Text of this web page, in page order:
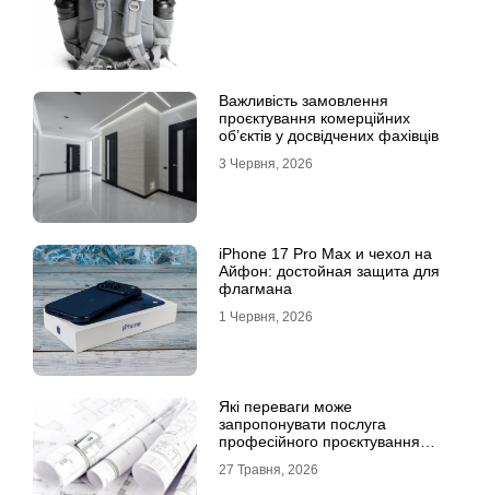
Важливість замовлення
проєктування комерційних
об’єктів у досвідчених фахівців
3 Червня, 2026
iPhone 17 Pro Max и чехол на
Айфон: достойная защита для
флагмана
1 Червня, 2026
Які переваги може
запропонувати послуга
професійного проєктування
27 Травня, 2026